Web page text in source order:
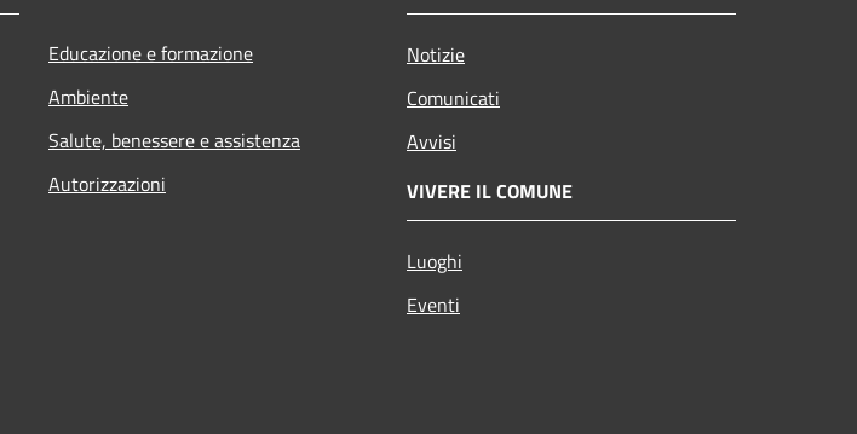
Educazione e formazione
Ambiente
Salute, benessere e assistenza
Autorizzazioni
Notizie
Comunicati
Avvisi
VIVERE IL COMUNE
Luoghi
Eventi